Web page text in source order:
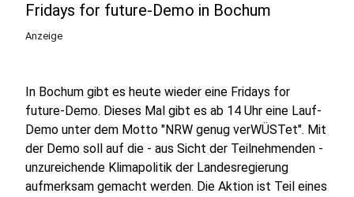
Fridays for future-Demo in Bochum
Anzeige
In Bochum gibt es heute wieder eine Fridays for
future-Demo. Dieses Mal gibt es ab 14 Uhr eine Lauf-
Demo unter dem Motto "NRW genug verWÜSTet". Mit
der Demo soll auf die - aus Sicht der Teilnehmenden -
unzureichende Klimapolitik der Landesregierung
aufmerksam gemacht werden. Die Aktion ist Teil eines